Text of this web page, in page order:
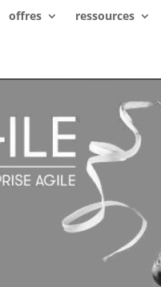
offres ressources